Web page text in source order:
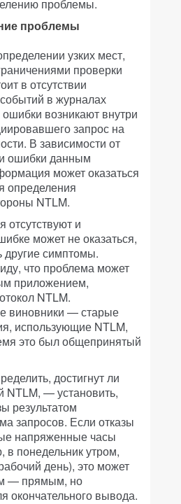
проблемы.
проблемы
узких мест,
проверки
в отсутствии
в журналах
возникают внутри
запрос на
В зависимости от
ошибки данным
может оказаться
определения
NTLM.
отсутствуют и
может не оказаться,
другие симптомы.
что проблема может
приложением,
NTLM.
виновники — старые
использующие NTLM,
это был общепринятый
достигнут ли
NTLM, — установить,
результатом
запросов. Если отказы
напряженные часы
в понедельник утром,
день), это может
— прямым, но
окончательного вывода.